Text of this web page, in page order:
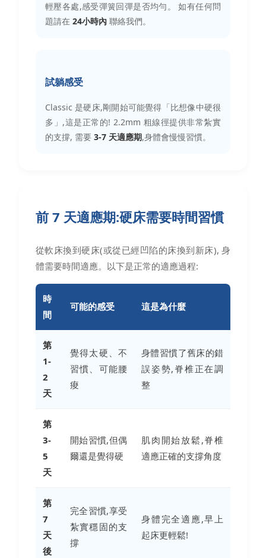
輕壓各處,感受彈簧回彈是否均勻。 如有任何問
題請在 24小時內 聯絡我們。
試躺感受
Classic 是硬床,剛開始可能覺得「比想像中硬很
多」,這是正常的! 2.2mm 粗線徑提供非常紮實
的支撐, 需要 3-7 天適應期,身體會慢慢習慣。
前 7 天適應期:硬床需要時間習慣
從軟床換到硬床(或從已經凹陷的床換到新床), 身
體需要時間適應。以下是正常的適應過程:
時
間
可能的感受 這是為什麼
第
1-
2
天
覺得太硬、不
習慣、可能腰
痠
身體習慣了舊床的錯
誤姿勢,脊椎正在調
整
第
3-
5
天
開始習慣,但偶
爾還是覺得硬
肌肉開始放鬆,脊椎
適應正確的支撐角度
第
7
天
後
完全習慣,享受
紮實穩固的支
撐
身體完全適應,早上
起床更輕鬆!